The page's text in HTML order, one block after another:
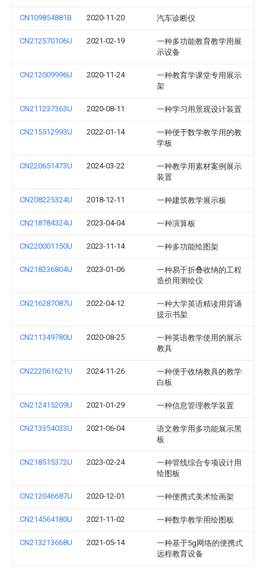
CN109854881B 2020-11-20 汽车诊断仪
CN212570106U 2021-02-19
一种多功能教育教学用展
示设备
CN212009996U 2020-11-24
一种教育学课堂专用展示
架
CN211237363U 2020-08-11 一种学习用景观设计装置
CN215512993U 2022-01-14
一种便于数学教学用的教
学板
CN220651473U 2024-03-22
一种教学用素材案例展示
装置
CN208225324U 2018-12-11 一种建筑教学展示板
CN218784324U 2023-04-04 一种演算板
CN220001150U 2023-11-14 一种多功能绘图架
CN218236804U 2023-01-06
一种易于折叠收纳的工程
造价用测绘仪
CN216287087U 2022-04-12
一种大学英语精读用背诵
提示书架
CN211349780U 2020-08-25
一种英语教学使用的展示
教具
CN222061621U 2024-11-26
一种便于收纳教具的教学
白板
CN212415209U 2021-01-29 一种信息管理教学装置
CN213354033U 2021-06-04
语文教学用多功能展示黑
板
CN218515372U 2023-02-24
一种管线综合专项设计用
绘图板
CN212046687U 2020-12-01 一种便携式美术绘画架
CN214564180U 2021-11-02 一种数学教学用绘图板
CN213213668U 2021-05-14
一种基于5g网络的便携式
远程教育设备